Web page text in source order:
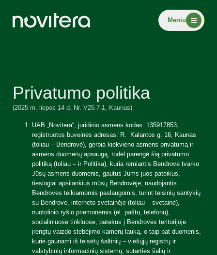
Meniu
Privatumo politika
(2025 m. liepos 14 d. Nr. V25-7-1, Kaunas)
UAB „Novitera“, juridinio asmens kodas: 135917853,
registruotos buveinės adresas: R. Kalantos g. 16, Kaunas
(toliau – Bendrovė), gerbia kiekvieno asmens privatumą ir
asmens duomenų apsaugą, todėl parengė šią privatumo
politiką (toliau – ir Politika), kuria remiantis Bendrovė tvarko
Jūsų asmens duomenis, gautus Jums juos pateikus,
tiesiogiai apsilankius mūsų Bendrovėje, naudojantis
Bendrovės teikiamomis paslaugomis, turint teisinių santykių
su Bendrove, interneto svetainėje (toliau – svetainė),
nuotolinio ryšio priemonėmis (el. paštu, telefonu),
socialiniuose tinkluose, patekus į Bendrovės teritorijoje
įrengtų vaizdo stebėjimo kamerų lauką, o taip pat duomenis,
kurie gaunami iš teisėtų šaltinių – viešųjų registrų ir
valstybinių informacinių sistemų, sutarties šalių ir